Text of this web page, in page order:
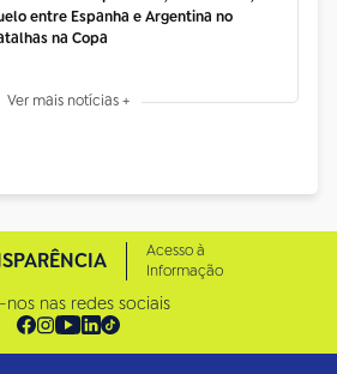
entre Espanha e Argentina no
na Copa
Ver mais notícias +
Acesso à
Informação
nos nas redes sociais